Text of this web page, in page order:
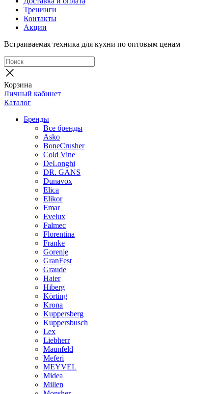
Тренинги
Контакты
Акции
Встраиваемая техника для кухни по оптовым ценам
Корзина
Личный кабинет
Каталог
Бренды
Все бренды
Asko
BoneCrusher
Cold Vine
DeLonghi
DR. GANS
Dunavox
Elica
Elikor
Emar
Evelux
Falmec
Florentina
Franke
Gorenje
GranFest
Graude
Haier
Hiberg
Körting
Krona
Kuppersberg
Kuppersbusch
Lex
Liebherr
Maunfeld
Meferi
MEYVEL
Midea
Millen